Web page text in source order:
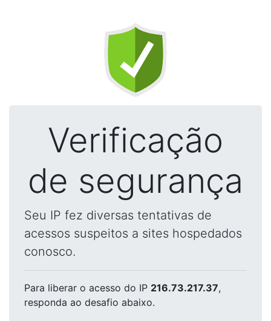
Verificação
de segurança
Seu IP fez diversas tentativas de
acessos suspeitos a sites hospedados
conosco.
Para liberar o acesso do IP 216.73.217.37,
responda ao desafio abaixo.